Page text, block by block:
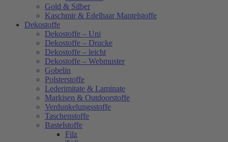
Gold & Silber
Kaschmir & Edelhaar Mantelstoffe
Dekostoffe
Dekostoffe – Uni
Dekostoffe – Drucke
Dekostoffe – leicht
Dekostoffe – Webmuster
Gobelin
Polsterstoffe
Lederimitate & Laminate
Markisen & Outdoorstoffe
Verdunkelungsstoffe
Taschenstoffe
Bastelstoffe
Filz